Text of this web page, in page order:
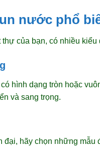
nước phổ
của bạn, có nhiều kiểu
hình dạng tròn hoặc
và sang trọng.
đại, hãy chọn những